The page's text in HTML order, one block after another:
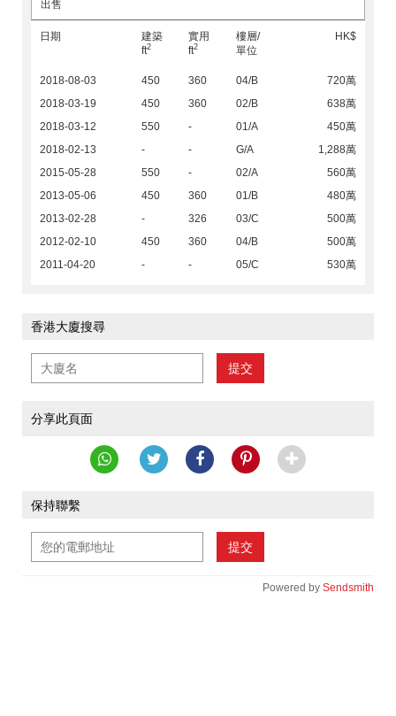
出售
日期
建築
ft2
實用
ft2
樓層/
單位
HK$
2018-08-03 450 360 04/B
720萬
2018-03-19
450 360 02/B
638萬
2018-03-12
550 - 01/A
450萬
2018-02-13
- - G/A
1,288萬
2015-05-28
550 - 02/A
560萬
2013-05-06
450 360 01/B
480萬
2013-02-28
- 326 03/C
500萬
2012-02-10
450 360 04/B
500萬
2011-04-20
- - 05/C 530萬
香港大廈搜尋
提交
分享此頁面
保持聯繫
提交
Powered by Sendsmith